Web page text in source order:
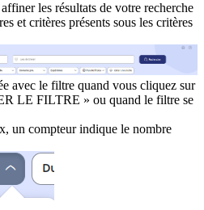
les résultats de votre recherche
et critères présents sous les critères
avec le filtre quand vous cliquez sur
LE FILTRE » ou quand le filtre se
un compteur indique le nombre